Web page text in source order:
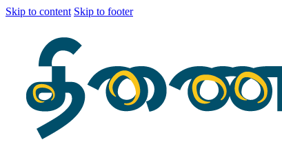
Skip to content Skip to footer